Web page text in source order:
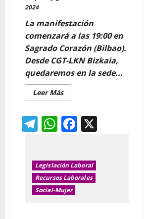
2024
La manifestación
comenzará a las 19:00 en
Sagrado Corazón (Bilbao).
Desde CGT-LKN Bizkaia,
quedaremos en la sede...
Leer MásLeer
más
8M
Telegram
WhatsApp
Facebook
Legislación Laboral
Recursos Laborales
Social-Mujer